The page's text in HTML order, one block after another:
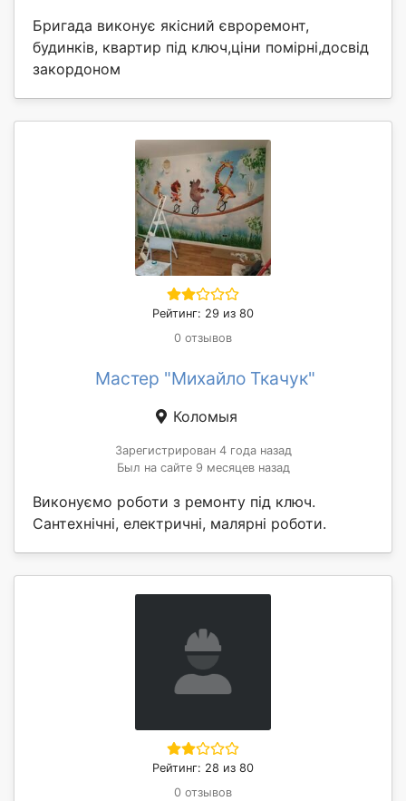
Бригада виконує якісний євроремонт,
будинків, квартир під ключ,ціни помірні,досвід
закордоном
Рейтинг: 29 из 80
0 отзывов
Мастер "Михайло Ткачук"
Коломыя
Зарегистрирован 4 года назад
Был на сайте 9 месяцев назад
Виконуємо роботи з ремонту під ключ.
Сантехнічні, електричні, малярні роботи.
Рейтинг: 28 из 80
0 отзывов